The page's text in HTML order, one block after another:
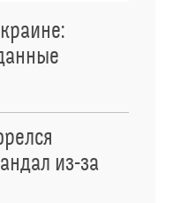
из-за